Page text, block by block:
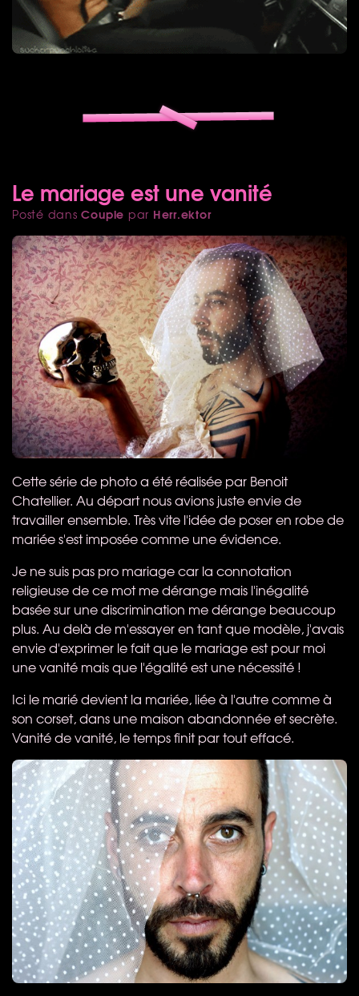
Le mariage est une vanité
Posté dansCouple par Herr.ektor
Cette série de photo a été réalisée par Benoit
Chatellier. Au départ nous avions juste envie de
travailler ensemble. Très vite l'idée de poser en robe de
mariée s'est imposée comme une évidence.
Je ne suis pas pro mariage car la connotation
religieuse de ce mot me dérange mais l'inégalité
basée sur une discrimination me dérange beaucoup
plus. Au delà de m'essayer en tant que modèle, j'avais
envie d'exprimer le fait que le mariage est pour moi
une vanité mais que l'égalité est une nécessité !
Ici le marié devient la mariée, liée à l'autre comme à
son corset, dans une maison abandonnée et secrète.
Vanité de vanité, le temps finit par tout effacé.